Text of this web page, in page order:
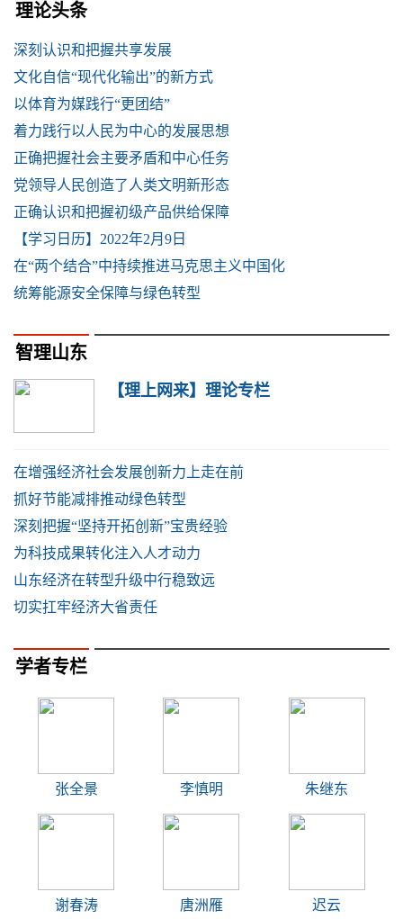
理论头条
深刻认识和把握共享发展
文化自信“现代化输出”的新方式
以体育为媒践行“更团结”
着力践行以人民为中心的发展思想
正确把握社会主要矛盾和中心任务
党领导人民创造了人类文明新形态
正确认识和把握初级产品供给保障
【学习日历】2022年2月9日
在“两个结合”中持续推进马克思主义中国化
统筹能源安全保障与绿色转型
智理山东
【理上网来】理论专栏
在增强经济社会发展创新力上走在前
抓好节能减排推动绿色转型
深刻把握“坚持开拓创新”宝贵经验
为科技成果转化注入人才动力
山东经济在转型升级中行稳致远
切实扛牢经济大省责任
学者专栏
张全景 李慎明 朱继东
谢春涛 唐洲雁 迟云